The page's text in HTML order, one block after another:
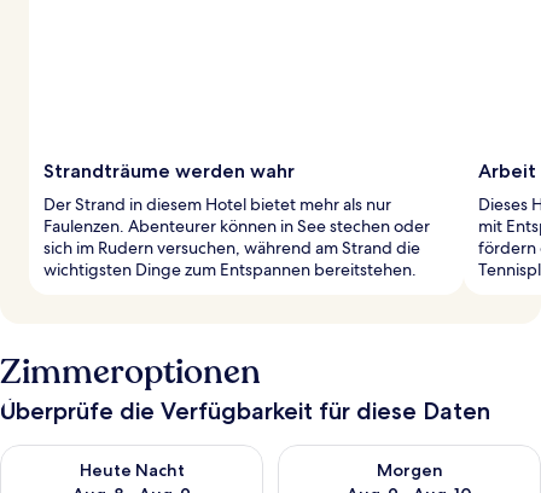
Strandträume werden wahr
Der Strand in diesem Hotel bietet mehr als nur
Faulenzen. Abenteurer können in See stechen oder
sich im Rudern versuchen, während am Strand die
wichtigsten Dinge zum Entspannen bereitstehen.
Arbeit
Dieses
mit
fördern
Zimmeroptionen
Überprüfe die Verfügbarkeit für diese Daten
Heute Nacht
Überprüfe die Verfügbarkeit für heute Nacht, Aug. 8 - Aug. 9.
Morgen
Überprüfe die Verfügbarkeit